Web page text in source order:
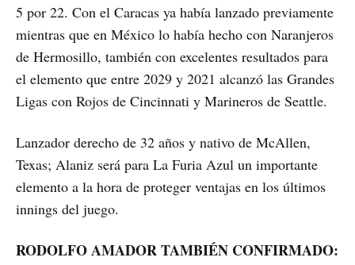
5 por 22. Con el Caracas ya había lanzado previamente
mientras que en México lo había hecho con Naranjeros
de Hermosillo, también con excelentes resultados para
el elemento que entre 2029 y 2021 alcanzó las Grandes
Ligas con Rojos de Cincinnati y Marineros de Seattle.
Lanzador derecho de 32 años y nativo de McAllen,
Texas; Alaniz será para La Furia Azul un importante
elemento a la hora de proteger ventajas en los últimos
innings del juego.
RODOLFO AMADOR TAMBIÉN CONFIRMADO: